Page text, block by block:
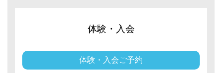
体験・入会
体験・入会ご予約